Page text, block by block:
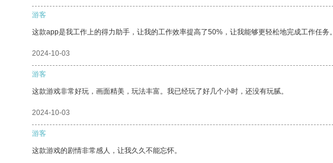
游客
这款app是我工作上的得力助手，让我的工作效率提高了50%，让我能够更轻松地完成工作任务。
2024-10-03
游客
这款游戏非常好玩，画面精美，玩法丰富。我已经玩了好几个小时，还没有玩腻。
2024-10-03
游客
这款游戏的剧情非常感人，让我久久不能忘怀。